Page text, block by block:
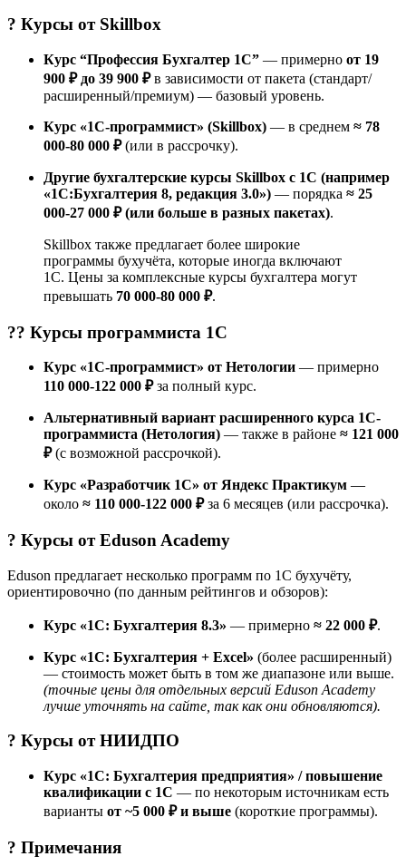
? Курсы от Skillbox
Курс “Профессия Бухгалтер 1С” — примерно от 19
900 ₽ до 39 900 ₽в зависимости от пакета (стандарт/
расширенный/премиум) — базовый уровень.
Курс «1С-программист» (Skillbox) — в среднем ≈ 78
000-80 000 ₽(или в рассрочку).
Другие бухгалтерские курсы Skillbox с 1С (например
«1С:Бухгалтерия 8, редакция 3.0») — порядка ≈ 25
000-27 000 ₽ (или больше в разных пакетах).
Skillbox также предлагает более широкие
программы бухучёта, которые иногда включают
1С. Цены за комплексные курсы бухгалтера могут
превышать 70 000-80 000 ₽.
?‍? Курсы программиста 1С
Курс «1С-программист» от Нетологии — примерно
110 000-122 000 ₽за полный курс.
Альтернативный вариант расширенного курса 1С-
программиста (Нетология) — также в районе ≈ 121 000
₽(с возможной рассрочкой).
Курс «Разработчик 1C» от Яндекс Практикум —
около ≈ 110 000-122 000 ₽за 6 месяцев (или рассрочка).
? Курсы отEduson Academy
Eduson предлагает несколько программ по 1С бухучёту,
ориентировочно (по данным рейтингов и обзоров):
Курс «1С: Бухгалтерия 8.3» — примерно ≈ 22 000 ₽.
Курс «1С: Бухгалтерия + Excel» (более расширенный)
— стоимость может быть в том же диапазоне или выше.
(точные цены для отдельных версий Eduson Academy
лучше уточнять на сайте, так как они обновляются).
? Курсы отНИИДПО
Курс «1С: Бухгалтерия предприятия» / повышение
квалификации с 1С — по некоторым источникам есть
варианты от ~5 000 ₽ и выше (короткие программы).
? Примечания